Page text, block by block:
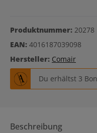
Produktnummer: 20278
EAN: 4016187039098
Hersteller: Comair
Du erhältst 3
Beschreibung